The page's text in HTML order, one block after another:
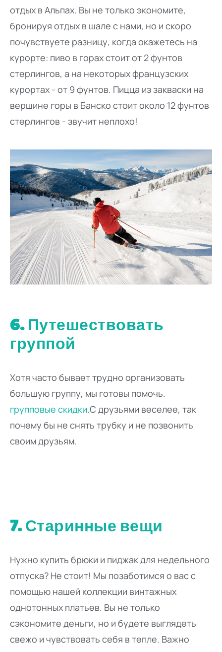
отдых в Альпах. Вы не только экономите,
бронируя отдых в шале с нами, но и скоро
почувствуете разницу, когда окажетесь на
курорте: пиво в горах стоит от 2 фунтов
стерлингов, а на некоторых французских
курортах - от 9 фунтов. Пицца из закваски на
вершине горы в Банско стоит около 12 фунтов
стерлингов - звучит неплохо!
6. Путешествовать
группой
Хотя часто бывает трудно организовать
большую группу, мы готовы помочь.
групповые скидки.С друзьями веселее, так
почему бы не снять трубку и не позвонить
своим друзьям.
7. Старинные вещи
Нужно купить брюки и пиджак для недельного
отпуска? Не стоит! Мы позаботимся о вас с
помощью нашей коллекции винтажных
однотонных платьев. Вы не только
сэкономите деньги, но и будете выглядеть
свежо и чувствовать себя в тепле. Важно